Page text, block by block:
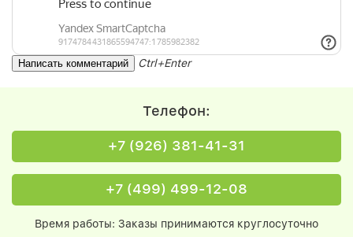
Ctrl+Enter
Телефон:
+7 (926) 381-41-31
+7 (499) 499-12-08
Время работы: Заказы принимаются круглосуточно